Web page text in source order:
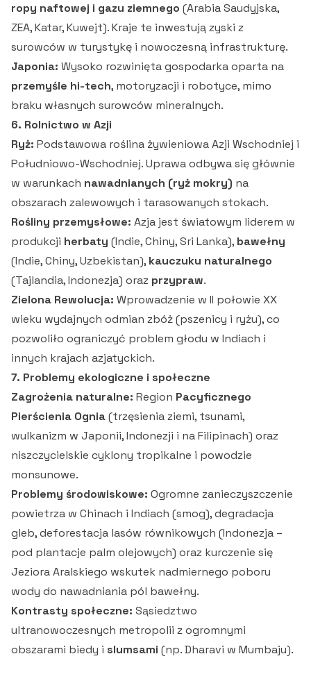
ropy naftowej i gazu ziemnego (Arabia Saudyjska,
ZEA, Katar, Kuwejt). Kraje te inwestują zyski z
surowców w turystykę i nowoczesną infrastrukturę.
Japonia: Wysoko rozwinięta gospodarka oparta na
przemyśle hi-tech, motoryzacji i robotyce, mimo
braku własnych surowców mineralnych.
6. Rolnictwo w Azji
Ryż: Podstawowa roślina żywieniowa Azji Wschodniej i
Południowo-Wschodniej. Uprawa odbywa się głównie
w warunkach nawadnianych (ryż mokry) na
obszarach zalewowych i tarasowanych stokach.
Rośliny przemysłowe: Azja jest światowym liderem w
produkcji herbaty (Indie, Chiny, Sri Lanka), bawełny
(Indie, Chiny, Uzbekistan), kauczuku naturalnego
(Tajlandia, Indonezja) oraz przypraw.
Zielona Rewolucja: Wprowadzenie w II połowie XX
wieku wydajnych odmian zbóż (pszenicy i ryżu), co
pozwoliło ograniczyć problem głodu w Indiach i
innych krajach azjatyckich.
7. Problemy ekologiczne i społeczne
Zagrożenia naturalne: Region Pacyficznego
Pierścienia Ognia(trzęsienia ziemi, tsunami,
wulkanizm w Japonii, Indonezji i na Filipinach) oraz
niszczycielskie cyklony tropikalne i powodzie
monsunowe.
Problemy środowiskowe: Ogromne zanieczyszczenie
powietrza w Chinach i Indiach (smog), degradacja
gleb, deforestacja lasów równikowych (Indonezja –
pod plantacje palm olejowych) oraz kurczenie się
Jeziora Aralskiego wskutek nadmiernego poboru
wody do nawadniania pól bawełny.
Kontrasty społeczne: Sąsiedztwo
ultranowoczesnych metropolii z ogromnymi
obszarami biedy i slumsami (np. Dharavi w Mumbaju).